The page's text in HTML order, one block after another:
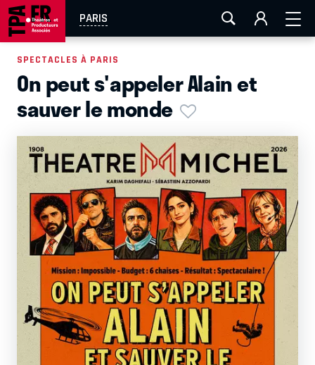
PARIS
AIX-MARSEILLE LA ROCHELLE
EN TOURNÉE
SPECTACLES À PARIS
On peut s'appeler Alain et
sauver le monde